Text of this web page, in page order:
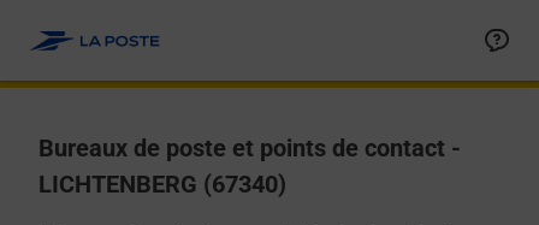
Bureaux de poste et points de contact -
LICHTENBERG (67340)